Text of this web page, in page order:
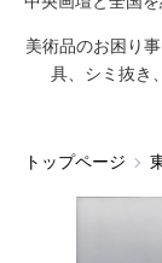
美術品のお困り
具、シミ抜き
トップページ